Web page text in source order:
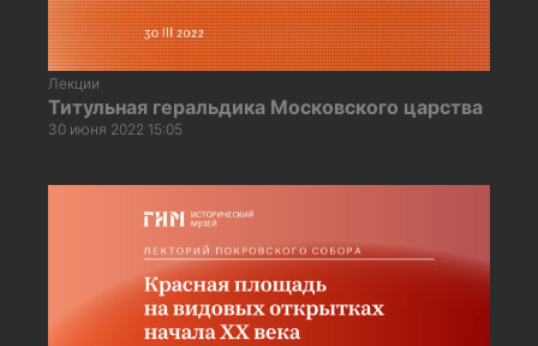
Лекции
Титульная геральдика Московского царства
30 июня 2022 15:05